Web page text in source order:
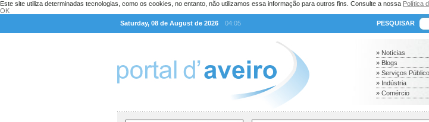
Este site utiliza determinadas tecnologias, como os cookies, no entanto, não utilizamos essa informação para outros fins. Consulte a nossa Política
OK
Saturday, 08 de August de 2026
04:05 PESQUISAR
» Notícias
» Blogs
» Serviços
» Indústria
» Comércio